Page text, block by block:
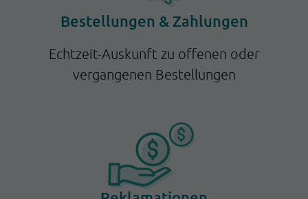
Bestellungen & Zahlungen
Echtzeit-Auskunft zu offenen oder
vergangenen Bestellungen